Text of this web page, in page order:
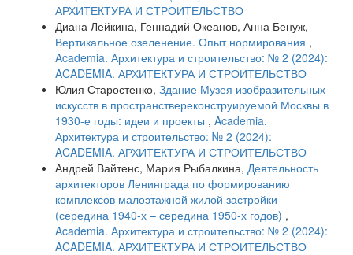
АРХИТЕКТУРА И СТРОИТЕЛЬСТВО
Диана Лейкина, Геннадий Океанов, Анна Бенуж,
Вертикальное озеленение. Опыт нормирования ,
Academia. Архитектура и строительство: № 2 (2024):
ACADEMIA. АРХИТЕКТУРА И СТРОИТЕЛЬСТВО
Юлия Старостенко, Здание Музея изобразительных
искусств в пространствереконструируемой Москвы в
1930-е годы: идеи и проекты , Academia.
Архитектура и строительство: № 2 (2024):
ACADEMIA. АРХИТЕКТУРА И СТРОИТЕЛЬСТВО
Андрей Вайтенс, Мария Рыбалкина, Деятельность
архитекторов Ленинграда по формированию
комплексов малоэтажной жилой застройки
(середина 1940-х – середина 1950-х годов) ,
Academia. Архитектура и строительство: № 2 (2024):
ACADEMIA. АРХИТЕКТУРА И СТРОИТЕЛЬСТВО